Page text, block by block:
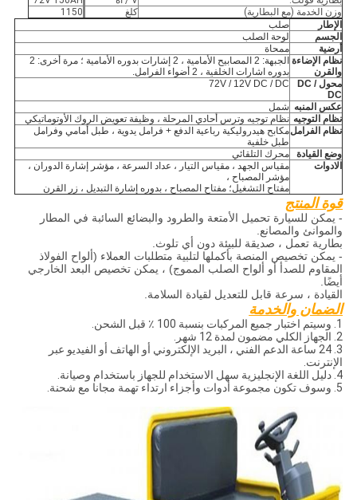
وزن الخدمة (مع البطارية)
كلغ
1150
الإطار
صلب
الجسم
لوحة الصلب
أرضية
ممحاة
نظام الإضاءة
والقرن
الجبهة: 2 المصابيح الأمامية ، 2 إشارات بدوره الأمامية ؛ مرة أخرى: 2
بدوره اشارات الخلفية ، 2 أضواء الفرامل.
محول DC /
DC
72V / 12V DC / DC
عكس المنبه شمل
نظام التوجيه نظام توجيه وترس أحادي المرحلة ، وظيفة تعويض الروك الأوتوماتيكي
نظام الفراملمكابح هيدروليكية رباعية الدفع + فرامل يدوية ، طبل أمامي وفرامل
طبل خلفية
وضع القيادة
محرك التلقائي
الادوات
مقياس الجهد ، مقياس التيار ، عداد السرعة ، مؤشر إشارة الدوران ،
مؤشر المصباح ،
مفتاح التشغيل؛ مفتاح المصباح ، بدوره إشارة التبديل ، زر القرن
قوة المنتج
- يمكن للسيارة تحميل الأمتعة والطرود والبضائع السائبة في المطار
والموانئ والمصانع.
بطارية تعمل ، صديقة للبيئة دون أي تلوث.
- يمكن تخصيص المنصة بأكملها لتلبية متطلبات العملاء (ألواح الفولاذ
المقاوم للصدأ أو ألواح الصلب المموج) ، يمكن تخصيص البعد الخارجي
أيضًا.
القيادة ، سرعة قابل للتعديل لقيادة السلامة.
الضمان والخدمة
1. وسيتم اختبار جميع المركبات بنسبة 100 ٪ قبل الشحن.
2. الجهاز الكلي مضمون لمدة 12 شهر.
3. 24 ساعة الدعم الفني ، البريد الإلكتروني أو الهاتف أو الفيديو عبر
الإنترنت.
4. دليل اللغة الإنجليزية سهل الاستخدام للجهاز باستخدام وصيانة.
5. وسوف تكون مجموعة أدوات وأجزاء ارتداء تهمة مجانا مع شحنة.